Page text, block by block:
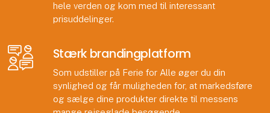
hele verden og kom med til interessant
prisuddelinger.
Stærk brandingplatform
Som udstiller på Ferie for Alle øger du din
synlighed og får muligheden for, at markedsføre
og sælge dine produkter direkte til messens